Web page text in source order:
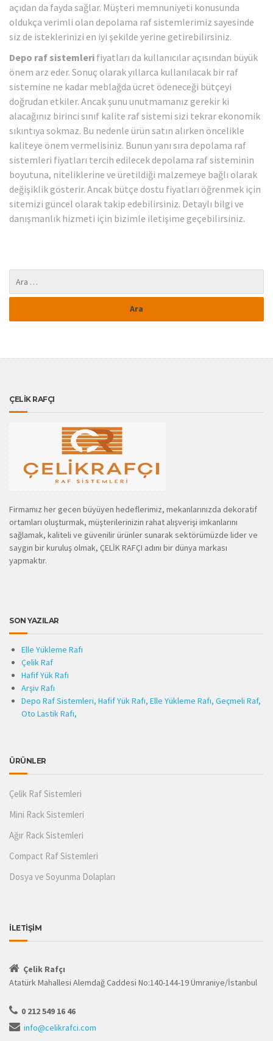
açıdan da fayda sağlar. Müşteri memnuniyeti konusunda
oldukça verimli olan depolama raf sistemlerimiz sayesinde
siz de isteklerinizi en iyi şekilde yerine getirebilirsiniz.
Depo raf sistemleri fiyatları da kullanıcılar açısından büyük
önem arz eder. Sonuç olarak yıllarca kullanılacak bir raf
sistemine ne kadar meblağda ücret ödeneceği bütçeyi
doğrudan etkiler. Ancak şunu unutmamanız gerekir ki
alacağınız birinci sınıf kalite raf sistemi sizi tekrar ekonomik
sıkıntıya sokmaz. Bu nedenle ürün satın alırken öncelikle
kaliteye önem vermelisiniz. Bunun yanı sıra depolama raf
sistemleri fiyatları tercih edilecek depolama raf sisteminin
boyutuna, niteliklerine ve üretildiği malzemeye bağlı olarak
değişiklik gösterir. Ancak bütçe dostu fiyatları öğrenmek için
sitemizi güncel olarak takip edebilirsiniz. Detaylı bilgi ve
danışmanlık hizmeti için bizimle iletişime geçebilirsiniz.
ÇELİK RAFÇI
Firmamız her gecen büyüyen hedeflerimiz, mekanlarınızda dekoratif
ortamları oluşturmak, müşterilerinizin rahat alışverişi imkanlarını
sağlamak, kaliteli ve güvenilir ürünler sunarak sektörümüzde lider ve
saygın bir kuruluş olmak, ÇELİK RAFÇI adını bir dünya markası
yapmaktır.
SON YAZILAR
Elle Yükleme Rafı
Çelik Raf
Hafif Yük Rafı
Arşiv Rafı
Depo Raf Sistemleri, Hafif Yük Rafı, Elle Yükleme Rafı, Geçmeli Raf,
Oto Lastik Rafı,
ÜRÜNLER
Çelik Raf Sistemleri
Mini Rack Sistemleri
Ağır Rack Sistemleri
Compact Raf Sistemleri
Dosya ve Soyunma Dolapları
İLETİŞİM
Çelik Rafçı
Atatürk Mahallesi Alemdağ Caddesi No:140-144-19 Ümraniye/İstanbul
0 212 549 16 46
info@celikrafci.com